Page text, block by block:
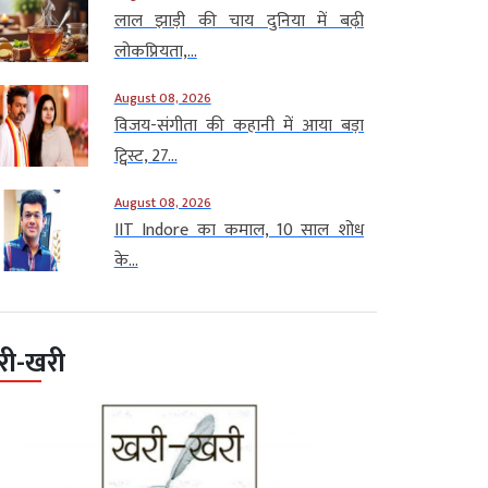
लाल झाड़ी की चाय दुनिया में बढ़ी
लोकप्रियता,...
August 08, 2026
विजय-संगीता की कहानी में आया बड़ा
ट्विस्ट, 27...
August 08, 2026
IIT Indore का कमाल, 10 साल शोध
के...
खरी